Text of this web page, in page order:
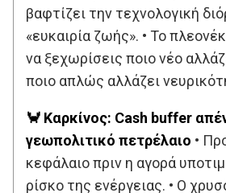
βαφτίζει την τεχνολογική
«ευκαιρία ζωής». • Το
να ξεχωρίσεις ποιο νέο
ποιο απλώς αλλάζει
🦀 Καρκίνος: Cash buffer
γεωπολιτικό πετρέλαιο •
κεφάλαιο πριν η αγορά
ρίσκο της ενέργειας. • Ο